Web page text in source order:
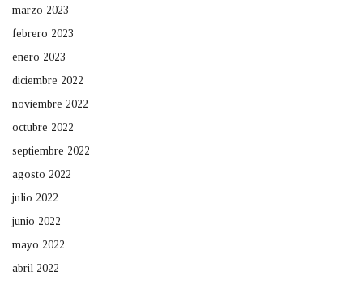
marzo 2023
febrero 2023
enero 2023
diciembre 2022
noviembre 2022
octubre 2022
septiembre 2022
agosto 2022
julio 2022
junio 2022
mayo 2022
abril 2022